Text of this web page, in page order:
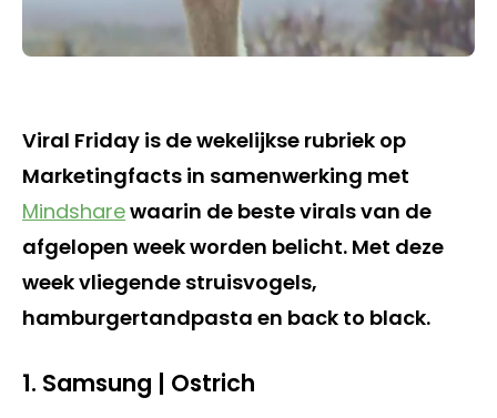
Viral Friday is de wekelijkse rubriek op
Marketingfacts in samenwerking met
Mindsharewaarin de beste virals van de
afgelopen week worden belicht. Met deze
week vliegende struisvogels,
hamburgertandpasta en back to black.
1. Samsung | Ostrich